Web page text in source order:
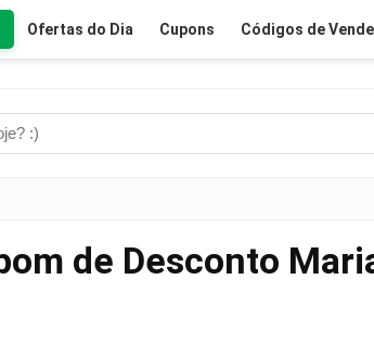
Ofertas do Dia Cupons Códigos de
de Desconto